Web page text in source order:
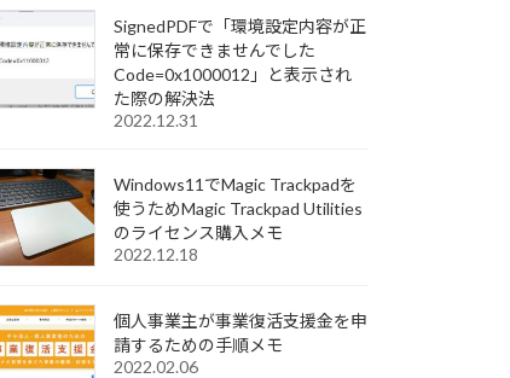
SignedPDFで「環境設定内容が正
常に保存できませんでした
Code=0x1000012」と表示され
た際の解決法
2022.12.31
Windows11でMagic Trackpadを
使うためMagic Trackpad Utilities
のライセンス購入メモ
2022.12.18
個人事業主が事業復活支援金を申
請するための手順メモ
2022.02.06